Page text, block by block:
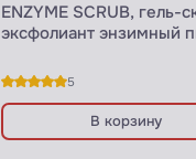
ENZYME SCRUB, гель-
эксфолиант энзимный
5
В корзину